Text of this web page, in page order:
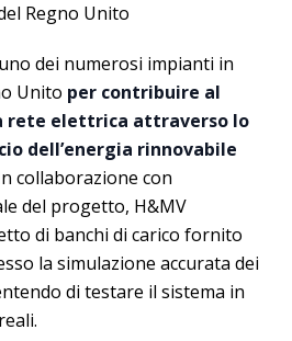
Regno Unito
dei numerosi impianti in
Unito per contribuire al
rete elettrica attraverso lo
dell’energia rinnovabile
collaborazione con
del progetto, H&MV
di banchi di carico fornito
la simulazione accurata dei
di testare il sistema in